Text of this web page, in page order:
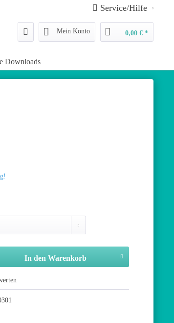
Service/Hilfe
Mein Konto 0,00 € *
Downloads
In den Warenkorb